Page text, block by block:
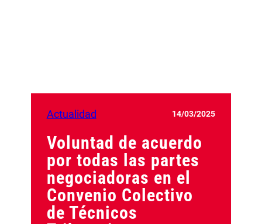
Actualidad 14/03/2025
Voluntad de acuerdo
por todas las partes
negociadoras en el
Convenio Colectivo
de Técnicos